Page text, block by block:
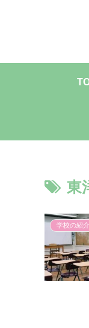
東
学校の紹